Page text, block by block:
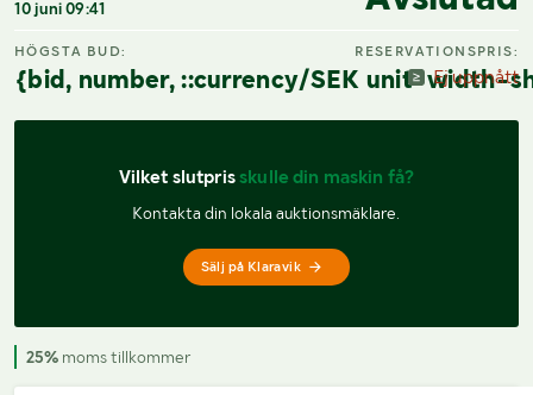
10 juni 09:41
HÖGSTA BUD:
{bid, number, ::currency/SEK unit-width-
RESERVATIONSPRIS:
Ej uppnått
Vilket slutpris skulle din maskin få?
Kontakta din lokala auktionsmäklare.
Sälj på Klaravik
25% moms tillkommer